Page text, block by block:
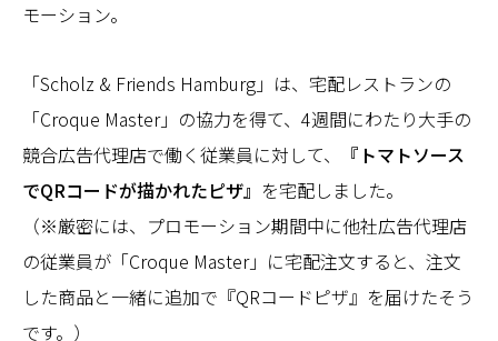
モーション。
「Scholz & Friends Hamburg」は、宅配レストランの
「Croque Master」の協力を得て、4週間にわたり大手の
競合広告代理店で働く従業員に対して、
『トマトソース
でQRコードが描かれたピザ』 を宅配しました。
（※厳密には、プロモーション期間中に他社広告代理店
の従業員が「Croque Master」に宅配注文すると、注文
した商品と一緒に追加で『QRコードピザ』を届けたそう
です。）